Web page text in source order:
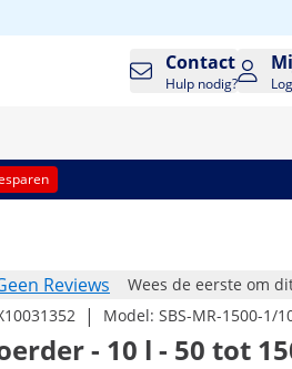
Contact
Hulp nodig?
Reviews
Wees de eerste om
| Model: SBS-MR-1500-1/
- 10 l - 50 tot